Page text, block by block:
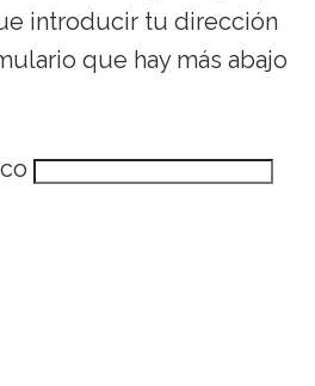
introducir tu dirección
que hay más abajo